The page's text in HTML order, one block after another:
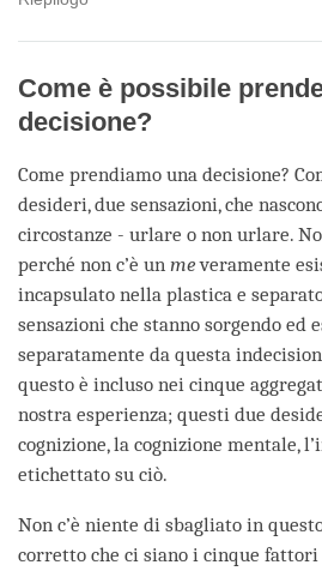
Come è possibile
decisione?
Come prendiamo una decisione?
desideri, due sensazioni, che
circostanze - urlare o non urlare.
perché non c’è un meveramente
incapsulato nella plastica e
sensazioni che stanno sorgendo ed
separatamente da questa
questo è incluso nei cinque
nostra esperienza; questi due
cognizione, la cognizione mentale,
etichettato su ciò.
Non c’è niente di sbagliato in
corretto che ci siano i cinque fattori